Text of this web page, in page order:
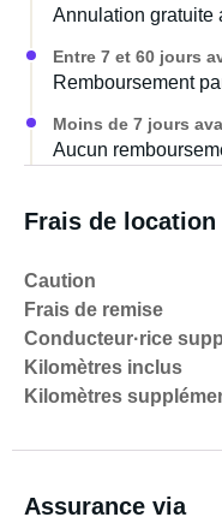
Annulation gratuite
Entre 7 et 60 jours
Remboursement
Moins de 7 jours
Aucun
Frais de location
Caution
Frais de remise
Conducteur·rice
Kilomètres inclus
Kilomètres
Assurance via